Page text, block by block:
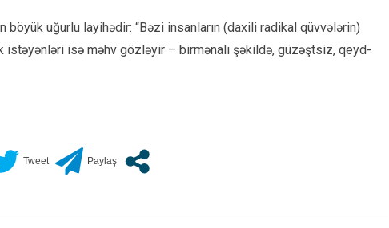
böyük uğurlu layihədir: “Bəzi insanların (daxili radikal qüvvələrin)
isə məhv gözləyir – birmənalı şəkildə, güzəştsiz, qeyd-